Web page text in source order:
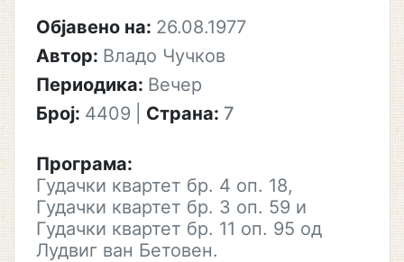
Објавено на: 26.08.1977
Автор: Владо Чучков
Периодика: Вечер
Број: 4409 Страна: 7
Програма:
Гудачки квартет бр. 4 оп. 18,
Гудачки квартет бр. 3 оп. 59 и
Гудачки квартет бр. 11 оп. 95 од
Лудвиг ван Бетовен.